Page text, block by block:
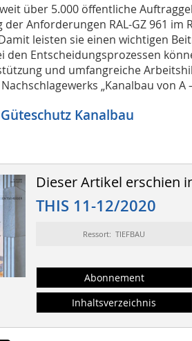
über 5.000 öffentliche
Anforderungen RAL-GZ 961 im
leisten sie einen wichtigen
den Entscheidungsprozessen
und umfangreiche
„Kanalbau von A
Kanalbau
Dieser Artikel erschien
THIS 11-12/2020
Ressort: TIEFBAU
Abonnement
Inhaltsverzeichnis